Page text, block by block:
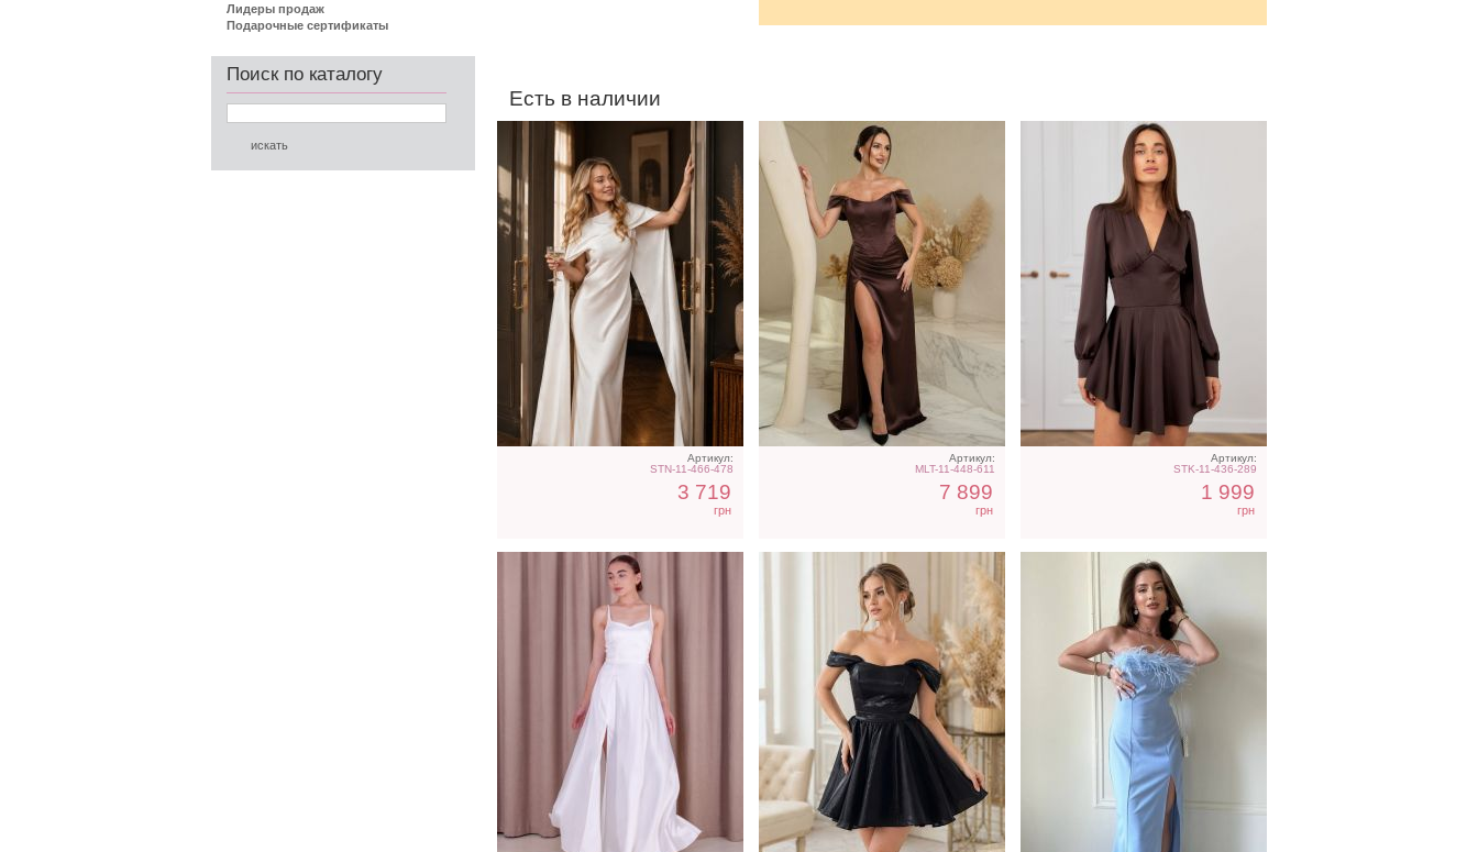
Есть в наличии
Артикул:
STN-11-466-478
3 719
грн
Артикул:
MLT-11-448-611
7 899
грн
Артикул:
STK-11-436-289
1 999
грн
Атласное длинное платье
на бретелях в белом цвете
Короткое черное
нарядное короткое платье
на выпускной
Голубое нарядное
облегающее платье в пол
Длинное свадебное белое
платье с отрытыми
плечами
Свадебное длинное
атласное платье с
корсетом и рукавом
Молочное атласное
платье миди с длинным
рукавом, на резинке
Лидеры продаж
Подарочные сертификаты
Поиск по каталогу